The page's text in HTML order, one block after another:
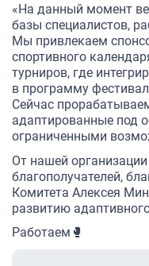
«На данный момент
базы специалистов,
Мы привлекаем
спортивного
турниров, где
в программу
Сейчас
адаптированные под
ограниченными
От нашей
благополучателей,
Комитета Алексея
развитию
Работаем🥊